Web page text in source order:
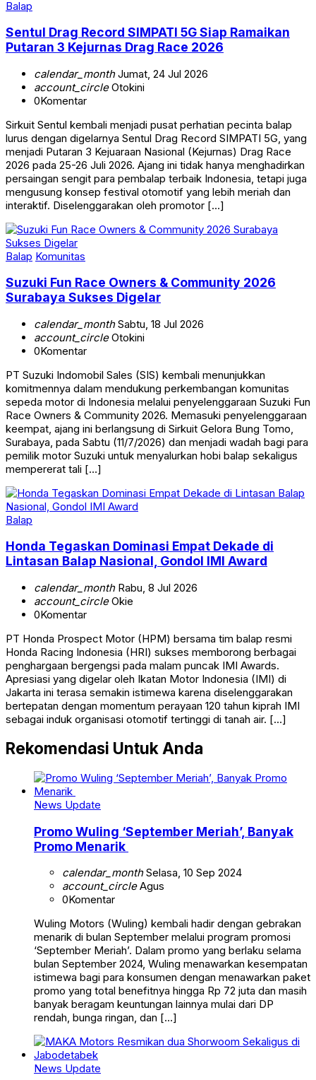
Balap
Sentul Drag Record SIMPATI 5G Siap Ramaikan
Putaran 3 Kejurnas Drag Race 2026
calendar_monthJumat, 24 Jul 2026
account_circleOtokini
0Komentar
Sirkuit Sentul kembali menjadi pusat perhatian pecinta balap
lurus dengan digelarnya Sentul Drag Record SIMPATI 5G, yang
menjadi Putaran 3 Kejuaraan Nasional (Kejurnas) Drag Race
2026 pada 25-26 Juli 2026. Ajang ini tidak hanya menghadirkan
persaingan sengit para pembalap terbaik Indonesia, tetapi juga
mengusung konsep festival otomotif yang lebih meriah dan
interaktif. Diselenggarakan oleh promotor […]
Balap Komunitas
Suzuki Fun Race Owners & Community 2026
Surabaya Sukses Digelar
calendar_monthSabtu, 18 Jul 2026
account_circleOtokini
0Komentar
PT Suzuki Indomobil Sales (SIS) kembali menunjukkan
komitmennya dalam mendukung perkembangan komunitas
sepeda motor di Indonesia melalui penyelenggaraan Suzuki Fun
Race Owners & Community 2026. Memasuki penyelenggaraan
keempat, ajang ini berlangsung di Sirkuit Gelora Bung Tomo,
Surabaya, pada Sabtu (11/7/2026) dan menjadi wadah bagi para
pemilik motor Suzuki untuk menyalurkan hobi balap sekaligus
mempererat tali […]
Balap
Honda Tegaskan Dominasi Empat Dekade di
Lintasan Balap Nasional, Gondol IMI Award
calendar_monthRabu, 8 Jul 2026
account_circleOkie
0Komentar
PT Honda Prospect Motor (HPM) bersama tim balap resmi
Honda Racing Indonesia (HRI) sukses memborong berbagai
penghargaan bergengsi pada malam puncak IMI Awards.
Apresiasi yang digelar oleh Ikatan Motor Indonesia (IMI) di
Jakarta ini terasa semakin istimewa karena diselenggarakan
bertepatan dengan momentum perayaan 120 tahun kiprah IMI
sebagai induk organisasi otomotif tertinggi di tanah air. […]
Rekomendasi Untuk Anda
News Update
Promo Wuling ‘September Meriah’, Banyak
Promo Menarik
calendar_monthSelasa, 10 Sep 2024
account_circleAgus
0Komentar
Wuling Motors (Wuling) kembali hadir dengan gebrakan
menarik di bulan September melalui program promosi
‘September Meriah’. Dalam promo yang berlaku selama
bulan September 2024, Wuling menawarkan kesempatan
istimewa bagi para konsumen dengan menawarkan paket
promo yang total benefitnya hingga Rp 72 juta dan masih
banyak beragam keuntungan lainnya mulai dari DP
rendah, bunga ringan, dan […]
News Update